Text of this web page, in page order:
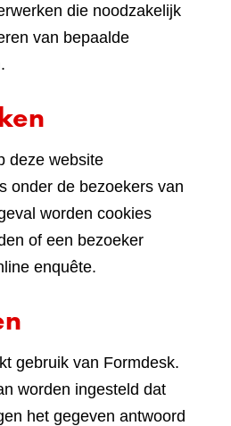
die noodzakelijk
van bepaalde
deze website
onder de bezoekers van
worden cookies
of een bezoeker
enquête.
gebruik van Formdesk.
worden ingesteld dat
het gegeven antwoord